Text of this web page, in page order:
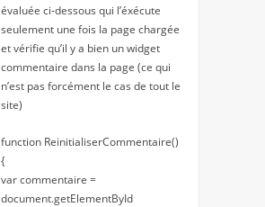
évaluée ci-dessous qui l’éxécute
seulement une fois la page chargée
et vérifie qu’il y a bien un widget
commentaire dans la page (ce qui
n’est pas forcément le cas de tout le
site)
function ReinitialiserCommentaire()
{
var commentaire =
document.getElementById